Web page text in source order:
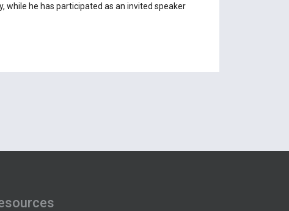
while he has participated as an invited speaker